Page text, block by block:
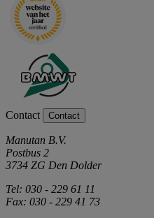
Contact Contact
Manutan B.V.
Postbus 2
3734 ZG Den Dolder
Tel: 030 - 229 61 11
Fax: 030 - 229 41 73